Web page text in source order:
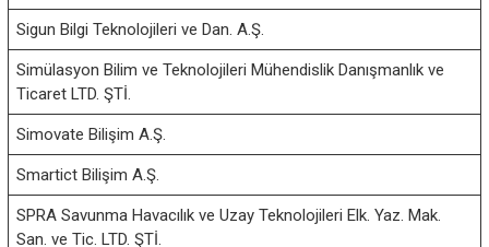
Sigun Bilgi Teknolojileri ve Dan. A.Ş.
Simülasyon Bilim ve Teknolojileri Mühendislik Danışmanlık ve
Ticaret LTD. ŞTİ.
Simovate Bilişim A.Ş.
Smartict Bilişim A.Ş.
SPRA Savunma Havacılık ve Uzay Teknolojileri Elk. Yaz. Mak.
San. ve Tic. LTD. ŞTİ.